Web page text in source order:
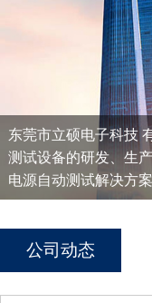
东莞市立硕电子科技
测试设备的研发、生
电源自动测试解决方
公司动态